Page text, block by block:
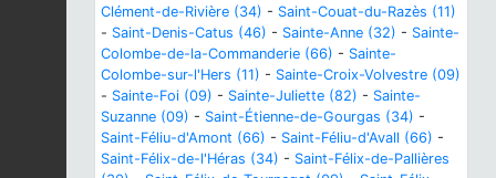
Clément-de-Rivière (34) - Saint-Couat-du-Razès (11)
- Saint-Denis-Catus (46) - Sainte-Anne (32) - Sainte-
Colombe-de-la-Commanderie (66) - Sainte-
Colombe-sur-l'Hers (11) - Sainte-Croix-Volvestre (09)
- Sainte-Foi (09) - Sainte-Juliette (82) - Sainte-
Suzanne (09) - Saint-Étienne-de-Gourgas (34) -
Saint-Féliu-d'Amont (66) - Saint-Féliu-d'Avall (66) -
Saint-Félix-de-l'Héras (34) - Saint-Félix-de-Pallières